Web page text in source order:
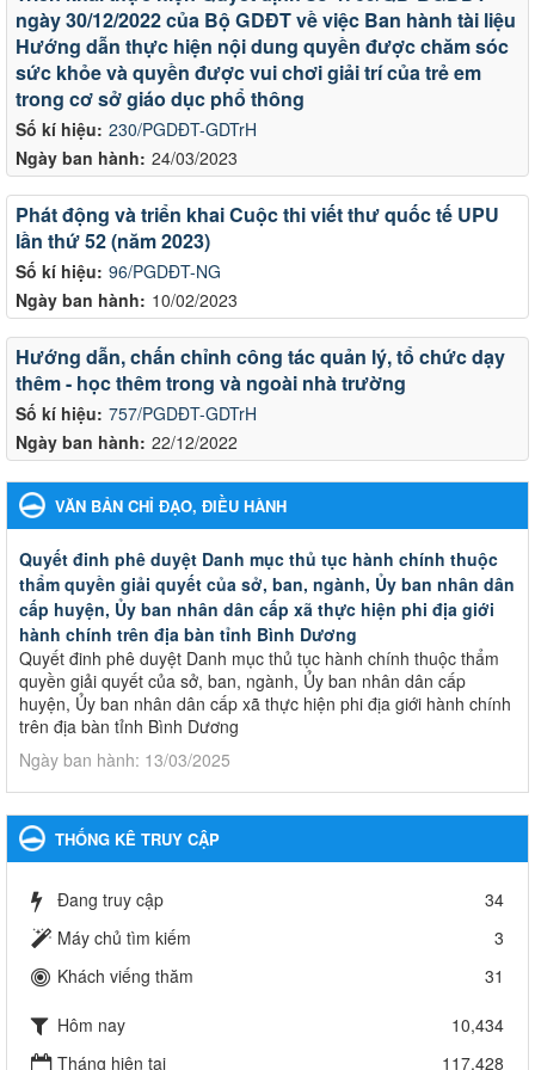
Số kí hiệu: 230/PGDĐT-GDTrH
Ngày ban hành: 24/03/2023
ngày 30/12/2022 của Bộ GDĐT về việc Ban hành tài liệu
Hướng dẫn thực hiện nội dung quyền được chăm sóc
sức khỏe và quyền được vui chơi giải trí của trẻ em
trong cơ sở giáo dục phổ thông
Số kí hiệu: 96/PGDĐT-NG
Ngày ban hành: 10/02/2023
Phát động và triển khai Cuộc thi viết thư quốc tế UPU
lần thứ 52 (năm 2023)
Số kí hiệu: 757/PGDĐT-GDTrH
Ngày ban hành: 22/12/2022
Hướng dẫn, chấn chỉnh công tác quản lý, tổ chức dạy
thêm - học thêm trong và ngoài nhà trường
VĂN BẢN CHỈ ĐẠO, ĐIỀU HÀNH
Quyết đinh phê duyệt Danh mục thủ tục hành chính thuộc
thẩm quyền giải quyết của sở, ban, ngành, Ủy ban nhân dân
cấp huyện, Ủy ban nhân dân cấp xã thực hiện phi địa giới
hành chính trên địa bàn tỉnh Bình Dương
Quyết đinh phê duyệt Danh mục thủ tục hành chính thuộc thẩm
quyền giải quyết của sở, ban, ngành, Ủy ban nhân dân cấp
huyện, Ủy ban nhân dân cấp xã thực hiện phi địa giới hành chính
trên địa bàn tỉnh Bình Dương
Ngày ban hành: 13/03/2025
Giáo dục và Đào tạo thành phố Bến Cát
Kế hoạch Phổ biến, giáo dục pháp luật năm 2025 của ngành
Ngày ban hành: 28/02/2025
vực giáo dục đào tạo thuộc hệ giáo dục quốc dân và cơ sở
và Đào tạo, Ủy ban nhân dân cấp huyện
Quyết định công bố thủ tục hành chính bị bãi bỏ trong lĩnh vực
THỐNG KÊ TRUY CẬP
Đang truy cập
34
Máy chủ tìm kiếm
3
Khách viếng thăm
31
Hôm nay
10,434
Tháng hiện tại
117,428